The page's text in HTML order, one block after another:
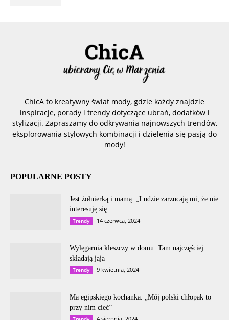
ChicA to kreatywny świat mody, gdzie każdy znajdzie
inspiracje, porady i trendy dotyczące ubrań, dodatków i
stylizacji. Zapraszamy do odkrywania najnowszych trendów,
eksplorowania stylowych kombinacji i dzielenia się pasją do
mody!
POPULARNE POSTY
Jest żołnierką i mamą. „Ludzie zarzucają mi, że nie
interesuję się...
Trendy 14 czerwca, 2024
Wylęgarnia kleszczy w domu. Tam najczęściej
składają jaja
Trendy 9 kwietnia, 2024
Ma egipskiego kochanka. „Mój polski chłopak to
przy nim cieć”